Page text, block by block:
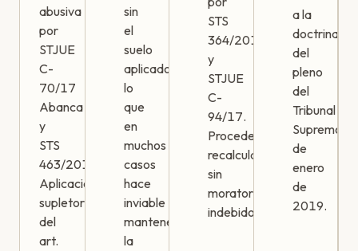
abusiva
por
STJUE
C-
70/17
Abanca
y
STS
463/2019.
Aplicación
supletoria
del
art.
sin
el
suelo
aplicado,
lo
que
en
muchos
casos
hace
inviable
mantener
la
STS
364/2016
y
STJUE
C-
94/17.
Procede
recalcular
sin
moratorios
indebidos.
a la
doctrina
del
pleno
del
Tribunal
Supremo
de
enero
de
2019.